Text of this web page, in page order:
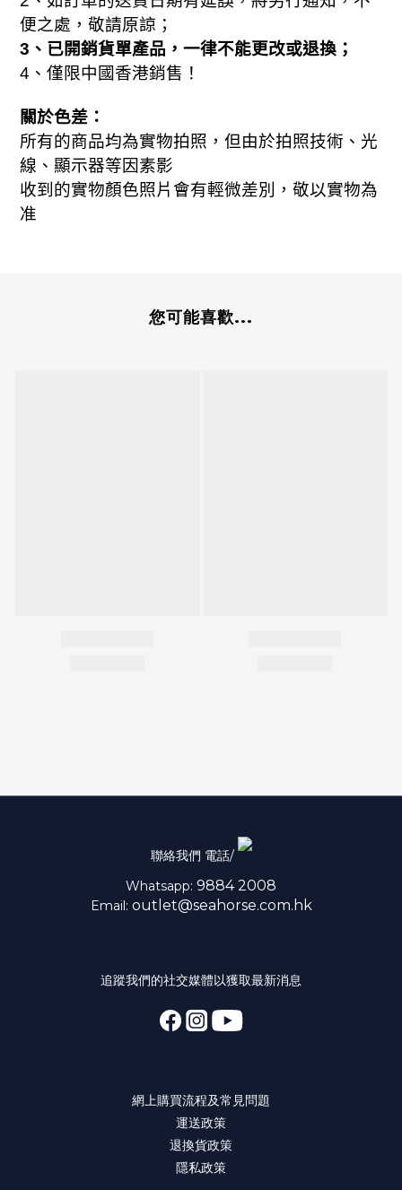
便之處，敬請原諒；
3、已開銷貨單產品，一律不能更改或退換；
4 、 僅限中國香港銷售！
關於色差：
所有的商品均為實物拍照，但由於拍照技術、光
線、顯示器等因素影
收到的實物顏色照片會有輕微差別，敬以實物為
准
您可能喜歡...
聯絡我們 電話/
Whatsapp: 9884 2008
Email: outlet@seahorse.com.hk
追蹤我們的社交媒體以獲取最新消息
網上購買流程及常見問題
運送政策
退換貨政策
隱私政策